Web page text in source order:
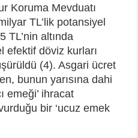
Koruma Mevduatı
TL’lik potansiyel
TL’nin altında
efektif döviz kurları
(4). Asgari ücret
bunun yarısına dahi
emeği’ ihracat
bir ‘ucuz emek